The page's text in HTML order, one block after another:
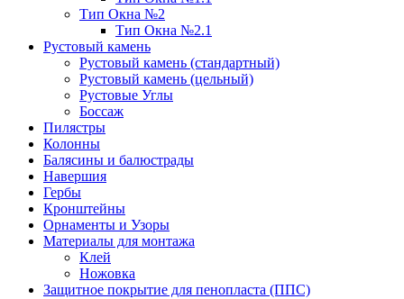
Тип Окна №2
Тип Окна №2.1
Рустовый камень
Рустовый камень (стандартный)
Рустовый камень (цельный)
Рустовые Углы
Боссаж
Пилястры
Колонны
Балясины и балюстрады
Навершия
Гербы
Кронштейны
Орнаменты и Узоры
Материалы для монтажа
Клей
Ножовка
Защитное покрытие для пенопласта (ППС)